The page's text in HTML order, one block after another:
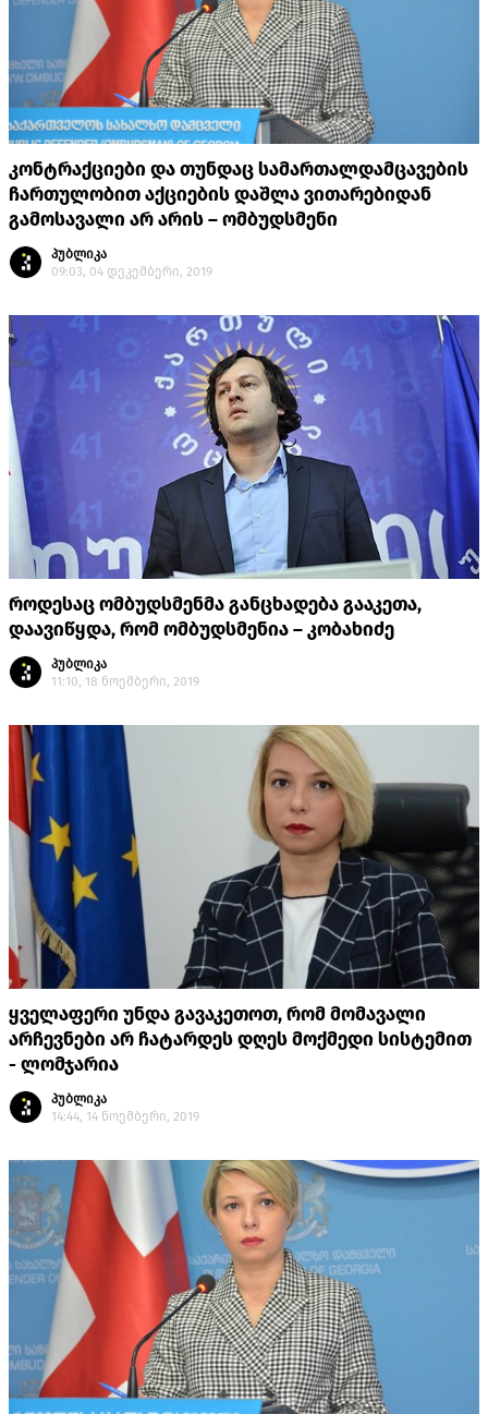
კონტრაქციები და თუნდაც სამართალდამცავების
ჩართულობით აქციების დაშლა ვითარებიდან
გამოსავალი არ არის – ომბუდსმენი
პუბლიკა
09:03, 04 დეკემბერი, 2019
როდესაც ომბუდსმენმა განცხადება გააკეთა,
დაავიწყდა, რომ ომბუდსმენია – კობახიძე
პუბლიკა
11:10, 18 ნოემბერი, 2019
ყველაფერი უნდა გავაკეთოთ, რომ მომავალი
არჩევნები არ ჩატარდეს დღეს მოქმედი სისტემით
- ლომჯარია
პუბლიკა
14:44, 14 ნოემბერი, 2019